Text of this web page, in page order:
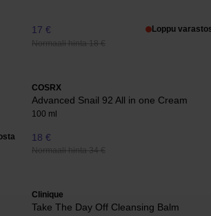
17 €
Normaali hinta 18 €
Loppu
COSRX
Advanced Snail 92 All in one Cream
100 ml
18 €
Normaali hinta 34 €
Clinique
Take The Day Off Cleansing Balm